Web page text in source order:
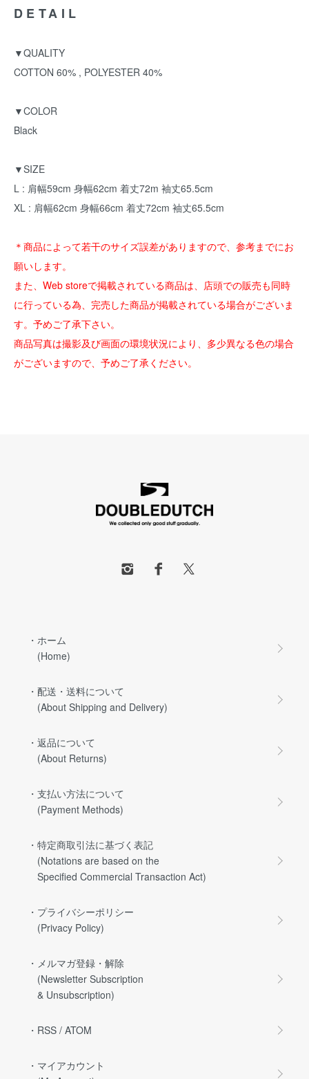
DETAIL
▼QUALITY
COTTON 60% , POLYESTER 40%
▼COLOR
Black
▼SIZE
L : 肩幅59cm 身幅62cm 着丈72m 袖丈65.5cm
XL : 肩幅62cm 身幅66cm 着丈72cm 袖丈65.5cm
＊商品によって若干のサイズ誤差がありますので、参考までにお
願いします。
また、Web storeで掲載されている商品は、店頭での販売も同時
に行っている為、完売した商品が掲載されている場合がございま
す。予めご了承下さい。
商品写真は撮影及び画面の環境状況により、多少異なる色の場合
がございますので、予めご了承ください。
・ホーム
(Home)
・配送・送料について
(About Shipping and Delivery)
・返品について
(About Returns)
・支払い方法について
(Payment Methods)
・特定商取引法に基づく表記
(Notations are based on the
Specified Commercial Transaction Act)
・プライバシーポリシー
(Privacy Policy)
・メルマガ登録・解除
(Newsletter Subscription
& Unsubscription)
・RSS / ATOM
・マイアカウント